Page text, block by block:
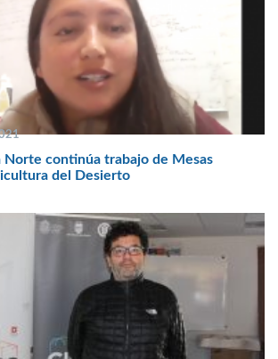
Norte continúa trabajo de Mesas
del Desierto